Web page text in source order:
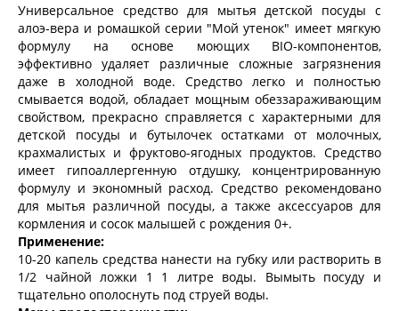
Универсальное средство для мытья детской посуды с
алоэ-вера и ромашкой серии "Мой утенок" имеет мягкую
формулу на основе моющих BIO-компонентов,
эффективно удаляет различные сложные загрязнения
даже в холодной воде. Средство легко и полностью
смывается водой, обладает мощным обеззараживающим
свойством, прекрасно справляется с характерными для
детской посуды и бутылочек остатками от молочных,
крахмалистых и фруктово-ягодных продуктов. Средство
имеет гипоаллергенную отдушку, концентрированную
формулу и экономный расход. Средство рекомендовано
для мытья различной посуды, а также аксессуаров для
кормления и сосок малышей с рождения 0+.
Применение:
10-20 капель средства нанести на губку или растворить в
1/2 чайной ложки 1 1 литре воды. Вымыть посуду и
тщательно ополоснуть под струей воды.